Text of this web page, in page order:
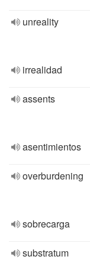
unreality
irrealidad
assents
asentimientos
overburdening
sobrecarga
substratum